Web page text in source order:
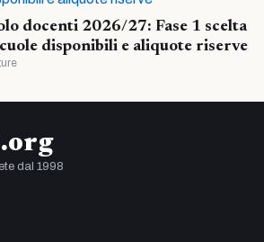
docenti 2026/27: Fase 1 scelta
disponibili e aliquote riserve
dal 1998